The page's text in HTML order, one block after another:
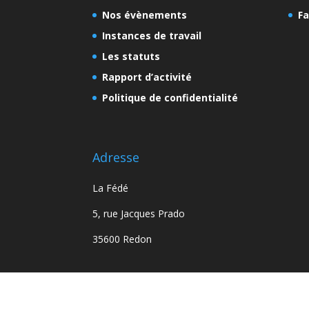
Nos évènements
Instances de travail
Les statuts
Rapport d’activité
Politique de confidentialité
Adresse
La Fédé
5, rue Jacques Prado
35600 Redon